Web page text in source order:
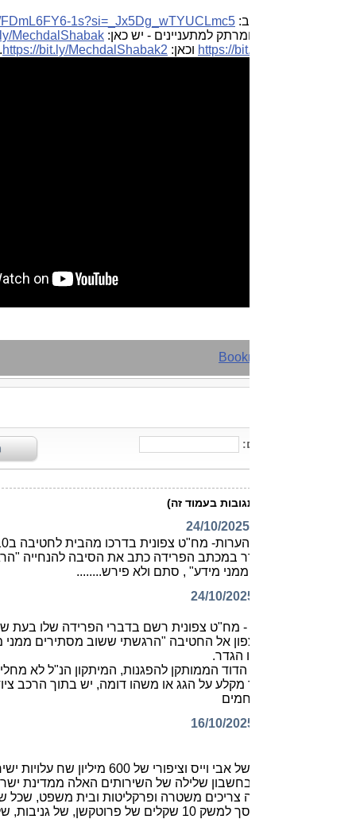
https://youtu.be/FDmL6FY6-1s?si=_Jx5Dg_wTYUCLmc5
.
למתעניינים - יש כאן:https://bit.ly/MechdalShabak, גם
https://bit.ly/MechdalShabak2
.